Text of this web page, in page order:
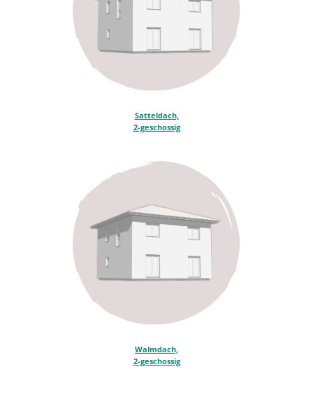
Satteldach,
2-geschossig
Walmdach,
2-geschossig